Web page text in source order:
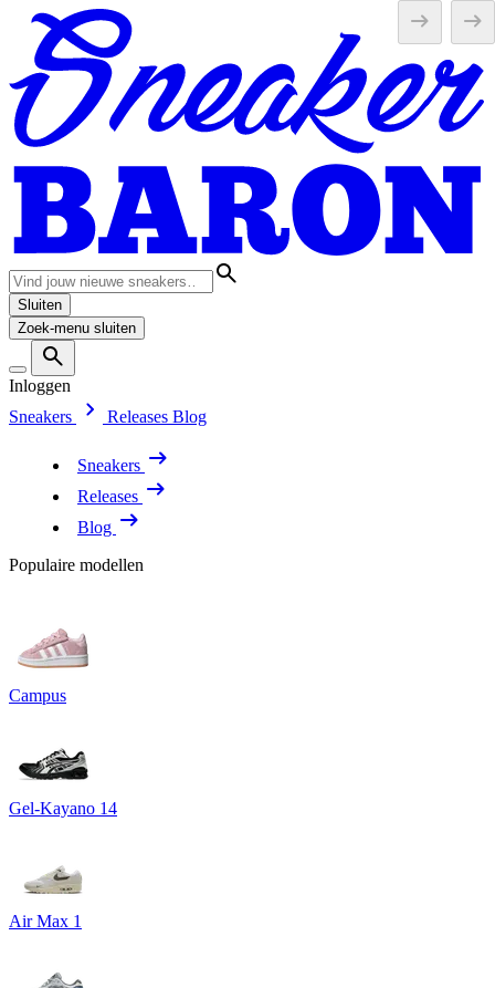
Sluiten
Zoek-menu sluiten
Inloggen
Sneakers
Releases Blog
Sneakers
Releases
Blog
Populaire modellen
Campus
Gel-Kayano 14
Air Max 1